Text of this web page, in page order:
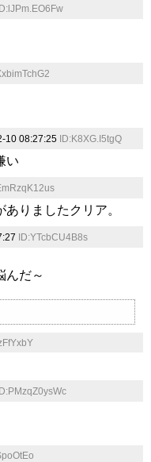
ID:lJPm.EO6Fw
10 08:27:25 ID:K8XG.I5tgQ
い
りましたクリア。
ID:YTcbCU4B8s
んだ～
ID:PMzqZ0ysWc